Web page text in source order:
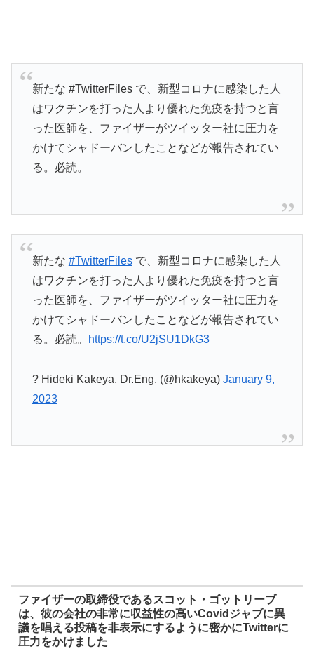
新たな #TwitterFiles で、新型コロナに感染した人
はワクチンを打った人より優れた免疫を持つと言
った医師を、ファイザーがツイッター社に圧力を
かけてシャドーバンしたことなどが報告されてい
る。必読。
新たな #TwitterFilesで、新型コロナに感染した人
はワクチンを打った人より優れた免疫を持つと言
った医師を、ファイザーがツイッター社に圧力を
かけてシャドーバンしたことなどが報告されてい
る。必読。
https://t.co/U2jSU1DkG3
? Hideki Kakeya, Dr.Eng. (@hkakeya) January 9,
2023
ファイザーの取締役であるスコット・ゴットリーブ
は、彼の会社の非常に収益性の高いCovidジャブに異
議を唱える投稿を非表示にするように密かにTwitterに
圧力をかけました